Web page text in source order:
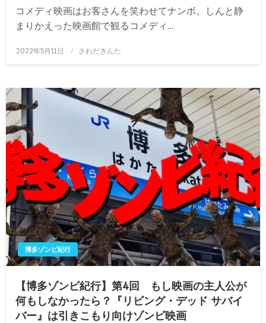
コメディ映画はお客さんを笑わせてナンボ。しんと静
まりかえった映画館で観るコメディ…
投
2022年5月11日 さわだきんた
博多ゾンビ紀行
【博多ゾンビ紀行】第4回 もし映画の主人公が
何もしなかったら？『リビング・デッド サバイ
バー』は引きこもり向けゾンビ映画